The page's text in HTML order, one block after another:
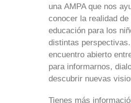
una AMPA que nos
conocer la realidad de
educación para los
distintas
encuentro abierto
para informarnos,
descubrir nuevas
Tienes más